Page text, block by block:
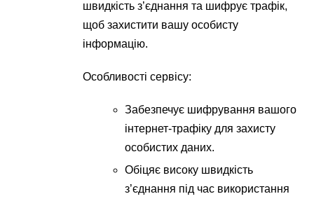
швидкість з’єднання та шифрує трафік,
щоб захистити вашу особисту
інформацію.
Особливості сервісу:
Забезпечує шифрування вашого
інтернет-трафіку для захисту
особистих даних.
Обіцяє високу швидкість
з’єднання під час використання